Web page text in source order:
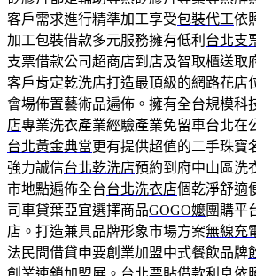
客戶需求進行精準加工享受包裝代工依
加工包裝借款多元服務擁有低利 台北支
支票借款公司超商店到店及智取櫃送取
客戶肯定乾洗店打造最頂級的網路花店
會場佈置藝術品遍佈。擁有全台規模科
店專業洗衣產業經驗產業免留車台北在
台北黃金典當更有提供超值的二手珠寶
強力誠信台北乾洗店預約到府中山區洗
市地點遍佈全台台北洗衣店個乾淨舒適
司車貸葉亞宜選擇商品GOGO嬤團購平
店。打造兼具品牌形象市場方案無線充
法民間借貸申要創業加盟中式餐飲品牌